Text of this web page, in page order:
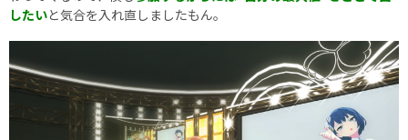
したいと気合を入れ直しましたもん。